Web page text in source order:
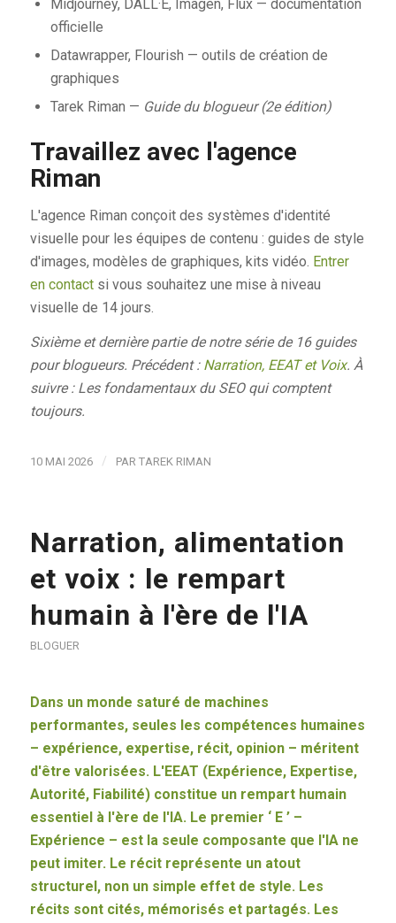
Midjourney, DALL·E, Imagen, Flux — documentation
officielle
Datawrapper, Flourish — outils de création de
graphiques
Tarek Riman — Guide du blogueur (2e édition)
Travaillez avec l'agence
Riman
L'agence Riman conçoit des systèmes d'identité
visuelle pour les équipes de contenu : guides de style
d'images, modèles de graphiques, kits vidéo. Entrer
en contactsi vous souhaitez une mise à niveau
visuelle de 14 jours.
Sixième et dernière partie de notre série de 16 guides
pour blogueurs. Précédent : Narration, EEAT et Voix. À
suivre : Les fondamentaux du SEO qui comptent
toujours.
10 MAI 2026 / PAR TAREK RIMAN
Narration, alimentation
et voix : le rempart
humain à l'ère de l'IA
BLOGUER
Dans un monde saturé de machines
performantes, seules les compétences humaines
– expérience, expertise, récit, opinion – méritent
d'être valorisées. L'EEAT (Expérience, Expertise,
Autorité, Fiabilité) constitue un rempart humain
essentiel à l'ère de l'IA. Le premier ‘ E ’ –
Expérience – est la seule composante que l'IA ne
peut imiter. Le récit représente un atout
structurel, non un simple effet de style. Les
récits sont cités, mémorisés et partagés. Les